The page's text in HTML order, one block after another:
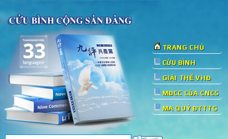
TRANG CHỦ
CỬU BÌNH
GIẢI THỂ VHĐ
MĐCC CỦA CNCS
MA QUỶ ĐTTTG